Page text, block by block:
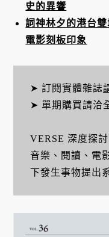
史的異響
詞神林夕的港台
電影刻板印象
➤ 訂閱實體雜誌
➤ 單期購買請洽
VERSE 深度探
音樂、閱讀、電
下發生事物提出